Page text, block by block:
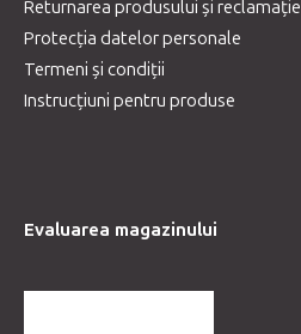
Returnarea produsului și reclamație
Protecția datelor personale
Termeni și condiții
Instrucțiuni pentru produse
Evaluarea magazinului